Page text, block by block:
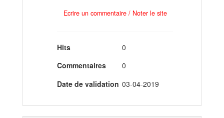
Ecrire un commentaire / Noter le site
Hits
0
Commentaires
0
Date de validation 03-04-2019